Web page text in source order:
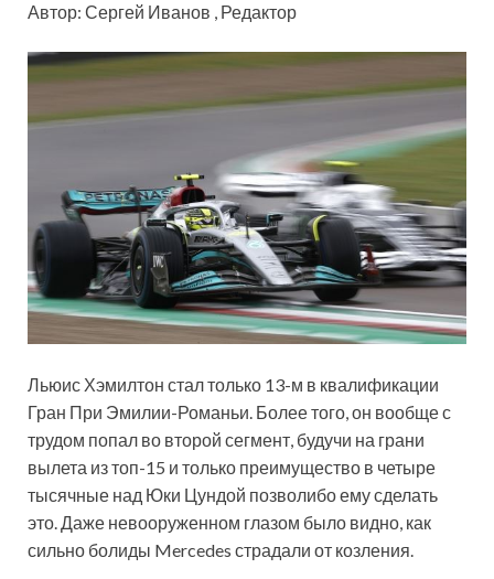
Автор: Сергей Иванов , Редактор
Льюис Хэмилтон стал только 13-м в квалификации
Гран При Эмилии-Романьи. Более того, он вообще с
трудом попал во второй сегмент, будучи на грани
вылета из топ-15 и только преимущество в четыре
тысячные над Юки Цундой позволибо ему сделать
это. Даже невооруженном глазом было видно, как
сильно болиды Mercedes страдали от козления.